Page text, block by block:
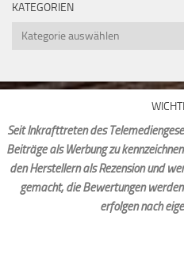
KATEGORIEN
Kategorien
Seit Inkrafttreten des
Beiträge als Werbung zu
den Herstellern als Rezension und
gemacht, die Bewertungen
erfolgen nach